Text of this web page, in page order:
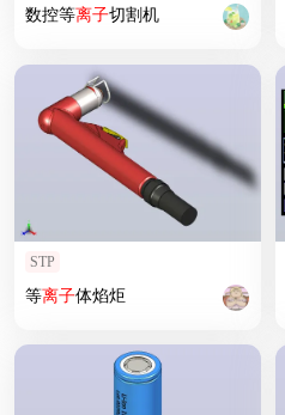
数控等离子切割机
STP
等离子体焰炬